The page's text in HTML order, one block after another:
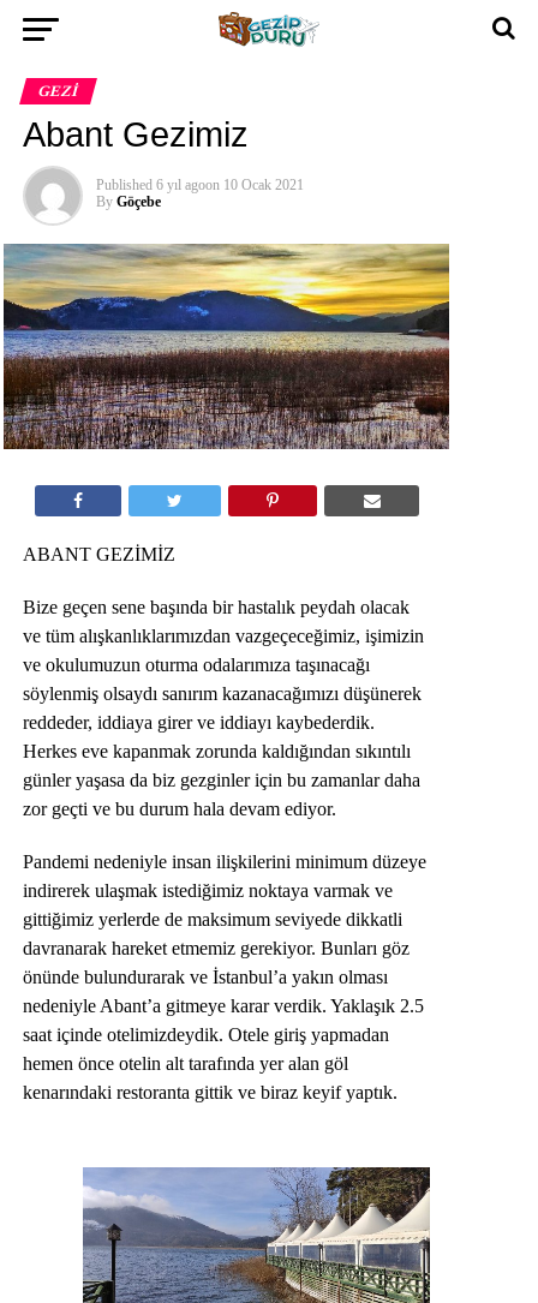
GEZI
Abant Gezimiz
Published 6 yıl agoon 10 Ocak 2021
By Göçebe
ABANT GEZİMİZ
Bize geçen sene başında bir hastalık peydah olacak
ve tüm alışkanlıklarımızdan vazgeçeceğimiz, işimizin
ve okulumuzun oturma odalarımıza taşınacağı
söylenmiş olsaydı sanırım kazanacağımızı düşünerek
reddeder, iddiaya girer ve iddiayı kaybederdik.
Herkes eve kapanmak zorunda kaldığından sıkıntılı
günler yaşasa da biz gezginler için bu zamanlar daha
zor geçti ve bu durum hala devam ediyor.
Pandemi nedeniyle insan ilişkilerini minimum düzeye
indirerek ulaşmak istediğimiz noktaya varmak ve
gittiğimiz yerlerde de maksimum seviyede dikkatli
davranarak hareket etmemiz gerekiyor. Bunları göz
önünde bulundurarak ve İstanbul’a yakın olması
nedeniyle Abant’a gitmeye karar verdik. Yaklaşık 2.5
saat içinde otelimizdeydik. Otele giriş yapmadan
hemen önce otelin alt tarafında yer alan göl
kenarındaki restoranta gittik ve biraz keyif yaptık.